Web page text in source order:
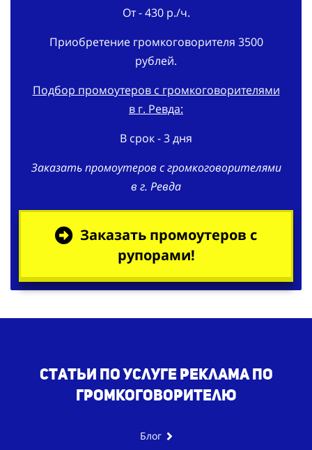
От - 430 р./ч.
Приобретение громкоговорителя 3500
рублей.
Подбор промоутеров с громкоговорителями
в г. Ревда:
В срок - 3 дня
Заказать промоутеров с громкоговорителями
в г. Ревда
Заказать промоутеров с
рупорами!
Статьи по услуге реклама по
громкоговорителю
Блог